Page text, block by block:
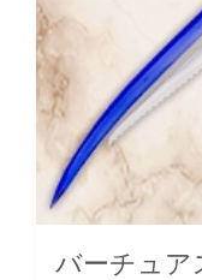
バーチュア